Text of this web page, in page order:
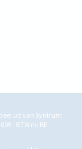
uit van Syntrum
- BTW nr. BE